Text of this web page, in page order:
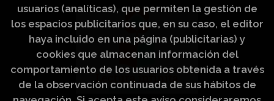
usuarios (analíticas), que permiten la gestión de
los espacios publicitarios que, en su caso, el editor
haya incluido en una página (publicitarias) y
cookies que almacenan información del
comportamiento de los usuarios obtenida a través
de la observación continuada de sus hábitos de